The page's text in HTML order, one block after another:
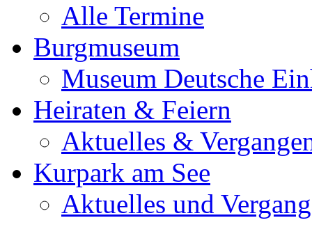
Alle Termine
Burgmuseum
Museum Deutsche
Heiraten & Feiern
Aktuelles &
Kurpark am See
Aktuelles und